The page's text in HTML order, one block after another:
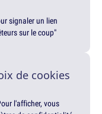
signaler un lien
sur le coup"
de cookies
l'afficher, vous